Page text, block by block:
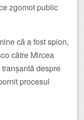
zgomot public
că a fost spion,
către Mircea
despre
procesul